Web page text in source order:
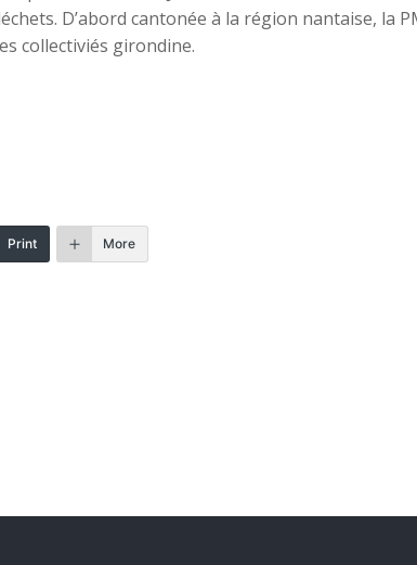
D’abord cantonée à la région nantaise, la
collectiviés girondine.
Print More